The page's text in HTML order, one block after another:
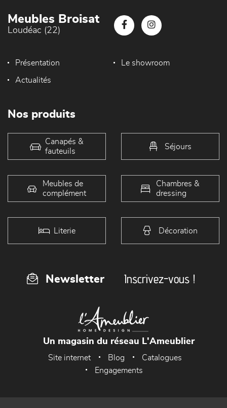
Meubles Broisat
Loudéac (22)
Présentation Le showroom
Actualités
Nos produits
Canapés &
fauteuils
Séjours
Meubles de
complément
Chambres &
dressing
Literie Décoration
Newsletter Inscrivez-vous !
Un magasin du réseau L'Ameublier
Site internet Blog
Catalogues
Engagements